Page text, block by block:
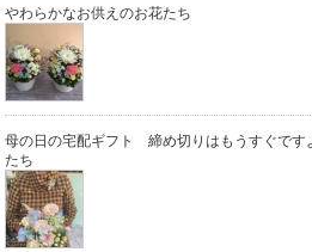
やわらかなお供えのお花たち
母の日の宅配ギフト 締め切りはもうすぐです
たち